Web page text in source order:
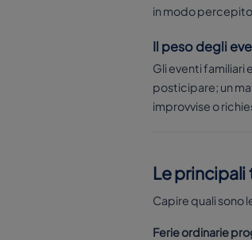
in modo
Il peso degli
Gli eventi familiari
posticipare; un
improvvise o
Le principali
Capire quali sono
Ferie ordinarie